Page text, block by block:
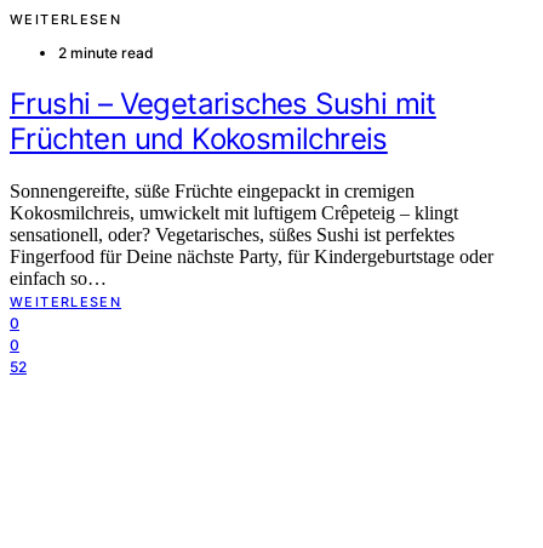
WEITERLESEN
2 minute read
Frushi – Vegetarisches Sushi mit
Früchten und Kokosmilchreis
Sonnengereifte, süße Früchte eingepackt in cremigen
Kokosmilchreis, umwickelt mit luftigem Crêpeteig – klingt
sensationell, oder? Vegetarisches, süßes Sushi ist perfektes
Fingerfood für Deine nächste Party, für Kindergeburtstage oder
einfach so…
WEITERLESEN
0
0
52